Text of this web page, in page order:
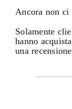
Ancora non ci
Solamente
hanno
una